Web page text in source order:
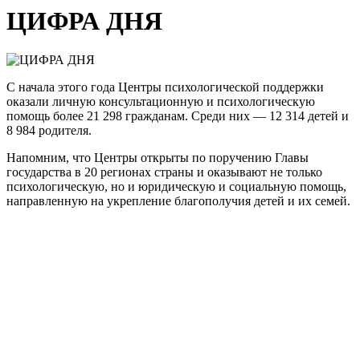
ЦИФРА ДНЯ
С начала этого года Центры психологической поддержки
оказали личную консультационную и психологическую
помощь более 21 298 гражданам. Среди них — 12 314 детей и
8 984 родителя.
Напомним, что Центры открыты по поручению Главы
государства в 20 регионах страны и оказывают не только
психологическую, но и юридическую и социальную помощь,
направленную на укрепление благополучия детей и их семей.